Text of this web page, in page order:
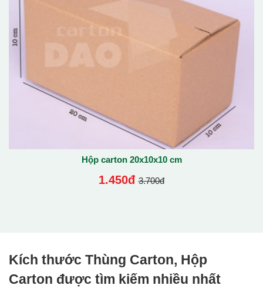
Hộp carton 20x10x10 cm
1.450đ 3.700đ
Kích thước Thùng Carton, Hộp
Carton được tìm kiếm nhiều nhất